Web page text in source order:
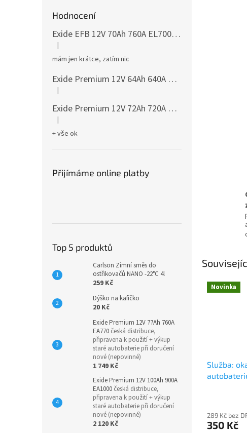
Hodnocení
Exide EFB 12V 70Ah 760A EL700česká distribuce,
Hodnocení produktu je 5 z 5 hvězdiček.
|
mám jen krátce, zatím nic
Exide Premium 12V 64Ah 640A EA640 česká
Hodnocení produktu je 5 z 5 hvězdiček.
|
Exide Premium 12V 72Ah 720A EA722 česká
Hodnocení produktu je 5 z 5 hvězdiček.
|
+ vše ok
Přijímáme online platby
Top 5 produktů
Carlson Zimní směs do
ostřikovačů NANO -22°C 4l
259 Kč
Dýško na kafíčko
20 Kč
Exide Premium 12V 77Ah 760A
EA770 česká distribuce,
připravena k použití + výkup
staré autobaterie při doručení
nové (nepovinné)
1 749 Kč
Exide Premium 12V 100Ah 900A
EA1000 česká distribuce,
připravena k použití + výkup
staré autobaterie při doručení
nové (nepovinné)
2 120 Kč
Novinka
Služba:
289 Kč bez
350 Kč